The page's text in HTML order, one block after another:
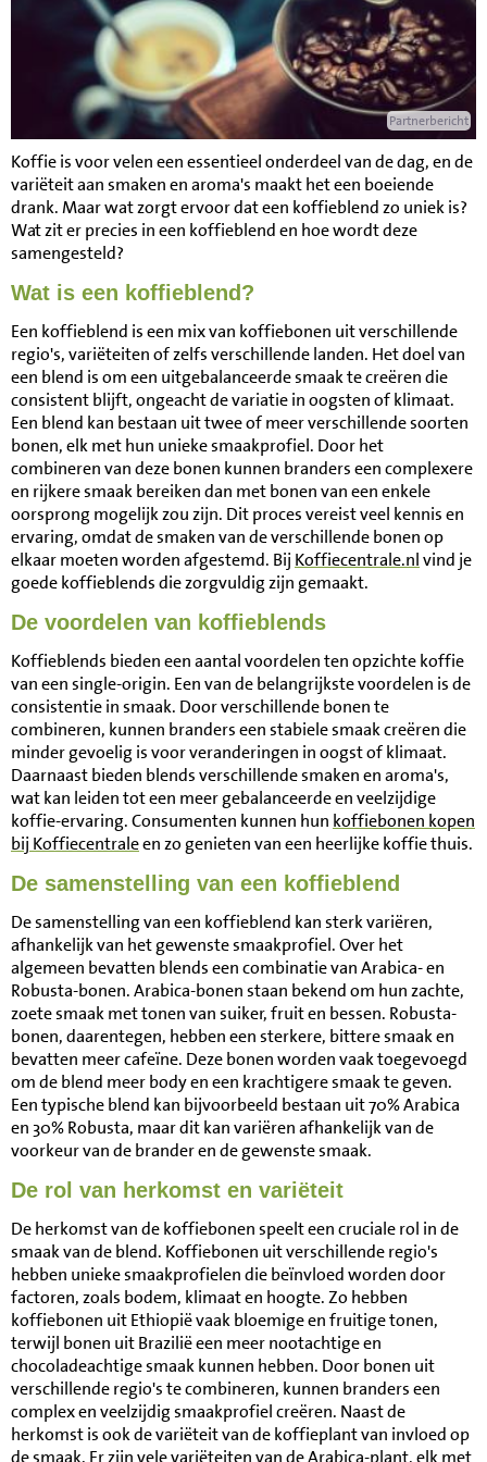
Partnerbericht
Koffie is voor velen een essentieel onderdeel van de dag, en de
variëteit aan smaken en aroma's maakt het een boeiende
drank. Maar wat zorgt ervoor dat een koffieblend zo uniek is?
Wat zit er precies in een koffieblend en hoe wordt deze
samengesteld?
Wat is een koffieblend?
Een koffieblend is een mix van koffiebonen uit verschillende
regio's, variëteiten of zelfs verschillende landen. Het doel van
een blend is om een uitgebalanceerde smaak te creëren die
consistent blijft, ongeacht de variatie in oogsten of klimaat.
Een blend kan bestaan uit twee of meer verschillende soorten
bonen, elk met hun unieke smaakprofiel. Door het
combineren van deze bonen kunnen branders een complexere
en rijkere smaak bereiken dan met bonen van een enkele
oorsprong mogelijk zou zijn. Dit proces vereist veel kennis en
ervaring, omdat de smaken van de verschillende bonen op
elkaar moeten worden afgestemd. Bij Koffiecentrale.nlvind je
goede koffieblends die zorgvuldig zijn gemaakt.
De voordelen van koffieblends
Koffieblends bieden een aantal voordelen ten opzichte koffie
van een single-origin. Een van de belangrijkste voordelen is de
consistentie in smaak. Door verschillende bonen te
combineren, kunnen branders een stabiele smaak creëren die
minder gevoelig is voor veranderingen in oogst of klimaat.
Daarnaast bieden blends verschillende smaken en aroma's,
wat kan leiden tot een meer gebalanceerde en veelzijdige
koffie-ervaring. Consumenten kunnen hun koffiebonen kopen
bij Koffiecentraleen zo genieten van een heerlijke koffie thuis.
De samenstelling van een koffieblend
De samenstelling van een koffieblend kan sterk variëren,
afhankelijk van het gewenste smaakprofiel. Over het
algemeen bevatten blends een combinatie van Arabica- en
Robusta-bonen. Arabica-bonen staan bekend om hun zachte,
zoete smaak met tonen van suiker, fruit en bessen. Robusta-
bonen, daarentegen, hebben een sterkere, bittere smaak en
bevatten meer cafeïne. Deze bonen worden vaak toegevoegd
om de blend meer body en een krachtigere smaak te geven.
Een typische blend kan bijvoorbeeld bestaan uit 70% Arabica
en 30% Robusta, maar dit kan variëren afhankelijk van de
voorkeur van de brander en de gewenste smaak.
De rol van herkomst en variëteit
De herkomst van de koffiebonen speelt een cruciale rol in de
smaak van de blend. Koffiebonen uit verschillende regio's
hebben unieke smaakprofielen die beïnvloed worden door
factoren, zoals bodem, klimaat en hoogte. Zo hebben
koffiebonen uit Ethiopië vaak bloemige en fruitige tonen,
terwijl bonen uit Brazilië een meer nootachtige en
chocoladeachtige smaak kunnen hebben. Door bonen uit
verschillende regio's te combineren, kunnen branders een
complex en veelzijdig smaakprofiel creëren. Naast de
herkomst is ook de variëteit van de koffieplant van invloed op
de smaak. Er zijn vele variëteiten van de Arabica-plant, elk met